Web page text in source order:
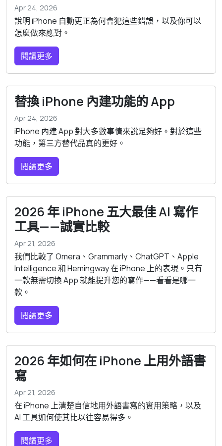
Apr 24, 2026
說明 iPhone 自動更正為何會犯這些錯誤，以及你可以
怎麼做來應對。
閱讀更多
替換 iPhone 內建功能的 App
Apr 24, 2026
iPhone 內建 App 對大多數事情來說足夠好。對於這些
功能，第三方替代品真的更好。
閱讀更多
2026 年 iPhone 五大最佳 AI 寫作
工具——誠實比較
Apr 21, 2026
我們比較了 Omera、Grammarly、ChatGPT、Apple
Intelligence 和 Hemingway 在 iPhone 上的表現。只有
一款無需切換 App 就能提升您的寫作——看看是哪一
款。
閱讀更多
2026 年如何在 iPhone 上用外語書
寫
Apr 21, 2026
在 iPhone 上清楚自信地用外語書寫的實用策略，以及
AI 工具如何使其比以往容易得多。
閱讀更多